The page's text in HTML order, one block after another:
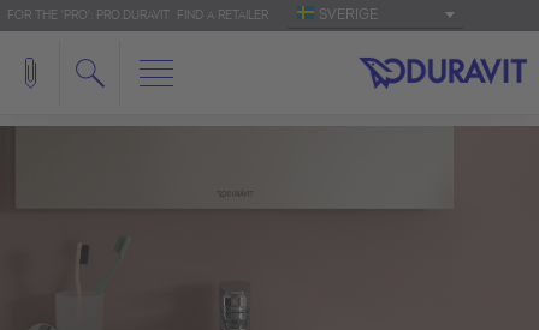
FOR THE 'PRO': PRO.DURAVIT FIND A RETAILER SVERIGE